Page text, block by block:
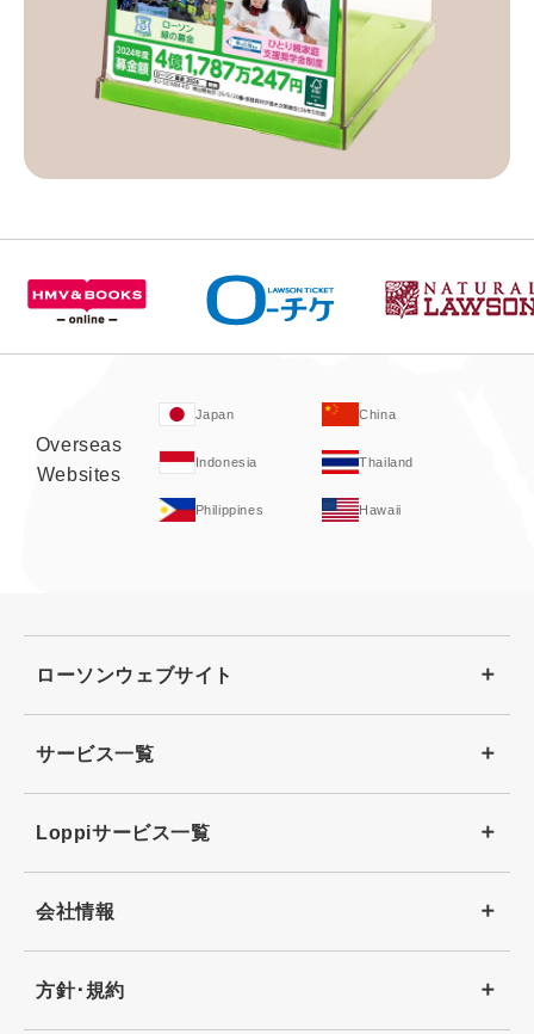
Overseas
Websites
Japan China
Indonesia Thailand
Philippines Hawaii
ローソンウェブサイト
サービス一覧
Loppiサービス一覧
会社情報
方針･規約